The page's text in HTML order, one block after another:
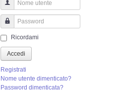
Nome utente
Password
Ricordami
Accedi
Registrati
Nome utente dimenticato?
Password dimenticata?